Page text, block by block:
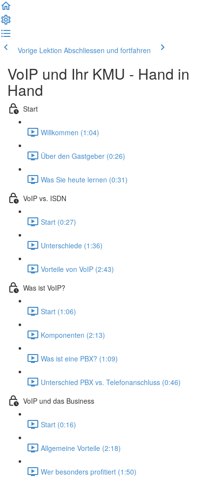
Vorige Lektion Abschliessen und fortfahren
VoIP und Ihr KMU - Hand in
Hand
Start
Willkommen (1:04)
Über den Gastgeber (0:26)
Was Sie heute lernen (0:31)
VoIP vs. ISDN
Start (0:27)
Unterschiede (1:36)
Vorteile von VoIP (2:43)
Was ist VoIP?
Start (1:06)
Komponenten (2:13)
Was ist eine PBX? (1:09)
Unterschied PBX vs. Telefonanschluss (0:46)
VoIP und das Business
Start (0:16)
Allgemeine Vorteile (2:18)
Wer besonders profitiert (1:50)